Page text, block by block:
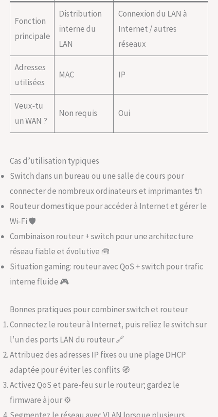
Fonction
principale
Distribution
interne du
LAN
Connexion du LAN à
Internet / autres
réseaux
Adresses
utilisées
MAC IP
Veux-tu
un WAN ?
Non requis Oui
Cas d’utilisation typiques
Switch dans un bureau ou une salle de cours pour
connecter de nombreux ordinateurs et imprimantes 🔌
Routeur domestique pour accéder à Internet et gérer le
Wi‑Fi 🛡️
Combinaison routeur + switch pour une architecture
réseau fiable et évolutive 🧰
Situation gaming: routeur avec QoS + switch pour trafic
interne fluide 🎮
Bonnes pratiques pour combiner switch et routeur
Connectez le routeur à Internet, puis reliez le switch sur
l’un des ports LAN du routeur 🔗
Attribuez des adresses IP fixes ou une plage DHCP
adaptée pour éviter les conflits 🧭
Activez QoS et pare-feu sur le routeur; gardez le
firmware à jour ⚙️